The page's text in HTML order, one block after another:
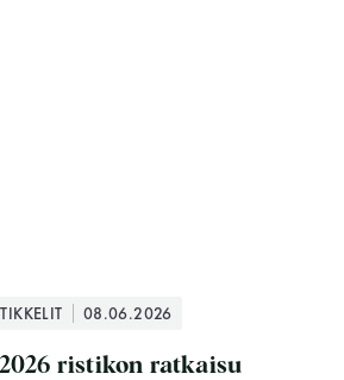
08.06.2026
ristikon ratkaisu